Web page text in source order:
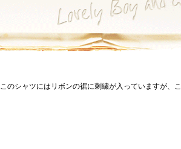
のシャツにはリボンの裾に刺繍が入っていますが、